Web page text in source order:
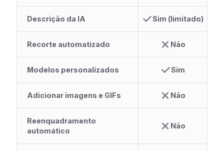
Descrição da IA Sim (limitado)
Recorte automatizado Não
Modelos personalizados Sim
Adicionar imagens e GIFs Não
Reenquadramento
automático
Não